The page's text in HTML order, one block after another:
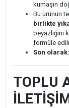
kumaşın
Bu ürünün
birlikte
formüle
Son olarak:
TOPLU